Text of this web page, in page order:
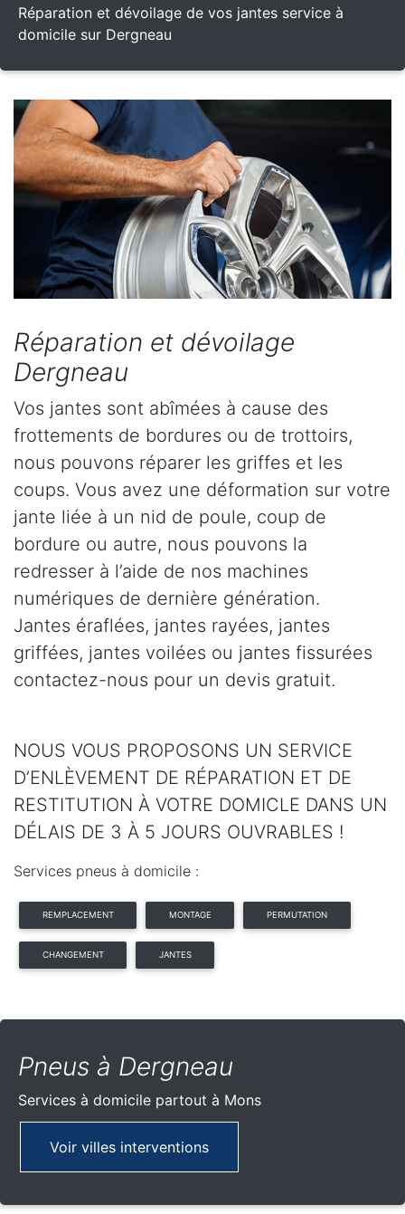
Réparation et dévoilage de vos jantes service à
domicile sur Dergneau
Réparation et dévoilage
Dergneau
Vos jantes sont abîmées à cause des
frottements de bordures ou de trottoirs,
nous pouvons réparer les griffes et les
coups. Vous avez une déformation sur votre
jante liée à un nid de poule, coup de
bordure ou autre, nous pouvons la
redresser à l’aide de nos machines
numériques de dernière génération.
Jantes éraflées, jantes rayées, jantes
griffées, jantes voilées ou jantes fissurées
contactez-nous pour un devis gratuit.
NOUS VOUS PROPOSONS UN SERVICE
D’ENLÈVEMENT DE RÉPARATION ET DE
RESTITUTION À VOTRE DOMICLE DANS UN
DÉLAIS DE 3 À 5 JOURS OUVRABLES !
Services pneus à domicile :
REMPLACEMENT MONTAGE PERMUTATION
CHANGEMENT JANTES
Pneus à Dergneau
Services à domicile partout à Mons
Voir villes interventions